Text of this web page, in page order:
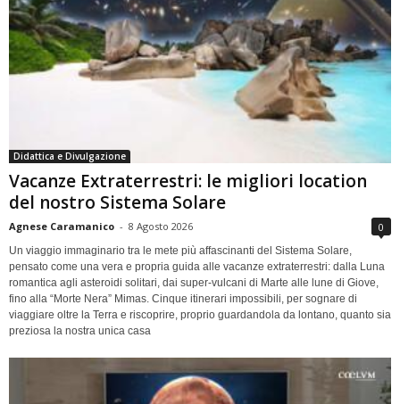
Didattica e Divulgazione
Vacanze Extraterrestri: le migliori location
del nostro Sistema Solare
Agnese Caramanico - 8 Agosto 2026 0
Un viaggio immaginario tra le mete più affascinanti del Sistema Solare,
pensato come una vera e propria guida alle vacanze extraterrestri: dalla Luna
romantica agli asteroidi solitari, dai super-vulcani di Marte alle lune di Giove,
fino alla “Morte Nera” Mimas. Cinque itinerari impossibili, per sognare di
viaggiare oltre la Terra e riscoprire, proprio guardandola da lontano, quanto sia
preziosa la nostra unica casa